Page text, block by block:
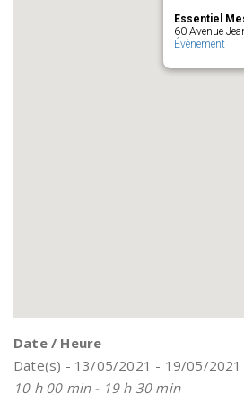
Essentiel
60 Avenue
Évènement
Date / Heure
Date(s) - 13/05/2021 - 19/05/2021
10 h 00 min - 19 h 30 min